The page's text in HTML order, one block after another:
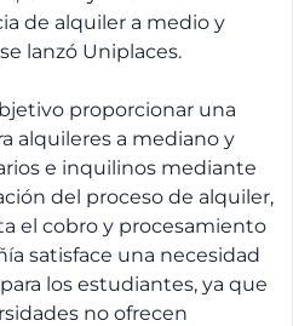
de alquiler a medio y
lanzó Uniplaces.
proporcionar una
alquileres a mediano y
e inquilinos mediante
del proceso de alquiler,
el cobro y procesamiento
satisface una necesidad
los estudiantes, ya que
no ofrecen